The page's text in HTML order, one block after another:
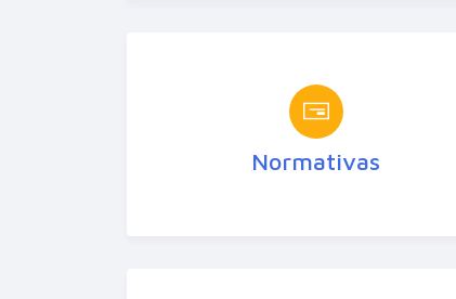
Normativas